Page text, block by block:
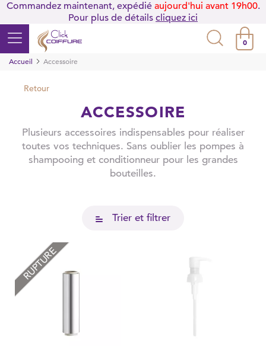
Commandez maintenant, expédié aujourd'hui avant 19h00.
Pour plus de détails cliquez ici
0
Accueil
Accessoire
Retour
ACCESSOIRE
Plusieurs accessoires indispensables pour réaliser
toutes vos techniques. Sans oublier les pompes à
shampooing et conditionneur pour les grandes
bouteilles.
Trier et filtrer
RUPTURE